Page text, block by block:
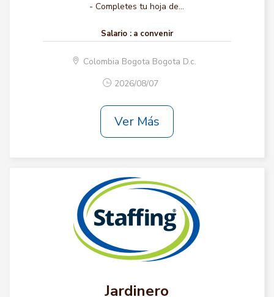
- Completes tu hoja de...
Salario : a convenir
Colombia Bogota Bogota D.c.
2026/08/07
Ver Más
Jardinero